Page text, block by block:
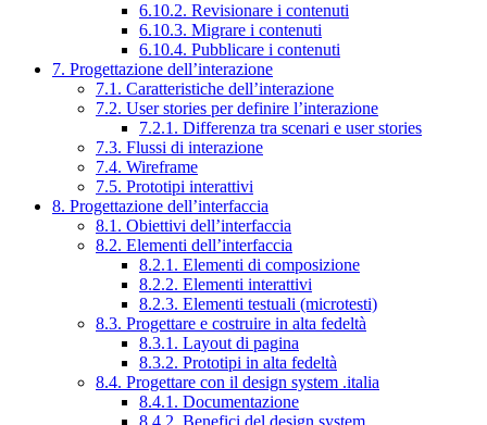
6.10.2. Revisionare i contenuti
6.10.3. Migrare i contenuti
6.10.4. Pubblicare i contenuti
7. Progettazione dell’interazione
7.1. Caratteristiche dell’interazione
7.2. User stories per definire l’interazione
7.2.1. Differenza tra scenari e user stories
7.3. Flussi di interazione
7.4. Wireframe
7.5. Prototipi interattivi
8. Progettazione dell’interfaccia
8.1. Obiettivi dell’interfaccia
8.2. Elementi dell’interfaccia
8.2.1. Elementi di composizione
8.2.2. Elementi interattivi
8.2.3. Elementi testuali (microtesti)
8.3. Progettare e costruire in alta fedeltà
8.3.1. Layout di pagina
8.3.2. Prototipi in alta fedeltà
8.4. Progettare con il design system .italia
8.4.1. Documentazione
8.4.2. Benefici del design system